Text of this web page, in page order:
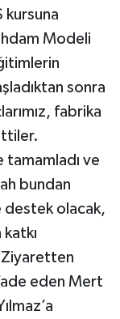
kursuna
Modeli
sonra
fabrika
tamamladı ve
bundan
destek olacak,
Ziyaretten
eden Mert